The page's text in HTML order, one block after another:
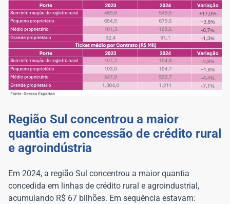
Região Sul concentrou a maior
quantia em concessão de crédito rural
e agroindústria
Em 2024, a região Sul concentrou a maior quantia
concedida em linhas de crédito rural e agroindustrial,
acumulando R$ 67 bilhões. Em sequência estavam: